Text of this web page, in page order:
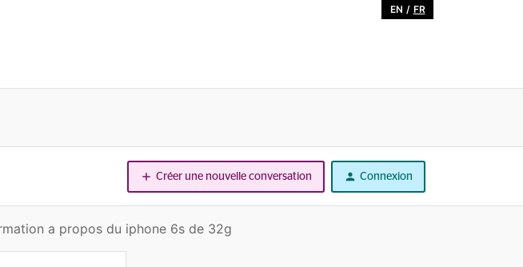
EN / FR
Créer une nouvelle conversation Connexion
a propos du iphone 6s de 32g